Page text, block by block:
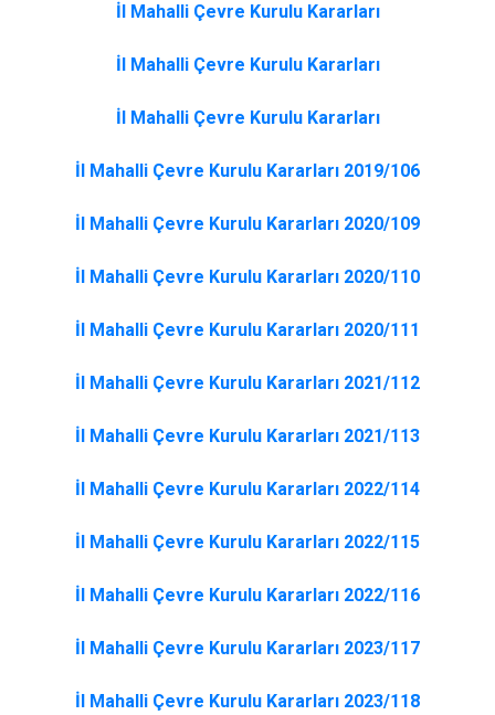
İl Mahalli Çevre Kurulu Kararları
İl Mahalli Çevre Kurulu Kararları
İl Mahalli Çevre Kurulu Kararları
İl Mahalli Çevre Kurulu Kararları 2019/106
İl Mahalli Çevre Kurulu Kararları 2020/109
İl Mahalli Çevre Kurulu Kararları 2020/110
İl Mahalli Çevre Kurulu Kararları 2020/111
İl Mahalli Çevre Kurulu Kararları 2021/112
İl Mahalli Çevre Kurulu Kararları 2021/113
İl Mahalli Çevre Kurulu Kararları 2022/114
İl Mahalli Çevre Kurulu Kararları 2022/115
İl Mahalli Çevre Kurulu Kararları 2022/116
İl Mahalli Çevre Kurulu Kararları 2023/117
İl Mahalli Çevre Kurulu Kararları 2023/118